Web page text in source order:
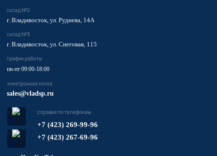
график работы
пн-пт 09:00-18:00
электронная почта
sales@vladsp.ru
склад №2
г. Владивосток, ул. Руднева, 14А
склад №3
г. Владивосток, ул. Снеговая, 115
справки по телефонам
+7 (423) 269-99-96
+7 (423) 267-69-96